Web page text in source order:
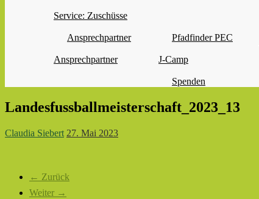
Service: Zuschüsse
Ansprechpartner
Pfadfinder PEC
Ansprechpartner
J-Camp
Spenden
Landesfussballmeisterschaft_2023_13
Claudia Siebert 27. Mai 2023
← Zurück
Weiter →